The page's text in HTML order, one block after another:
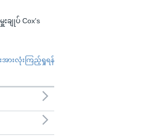
ျုပ် Cox's
ားလုံးကြည့်ရှုရန်